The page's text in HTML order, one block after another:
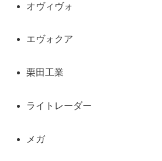
オヴィヴォ
エヴォクア
栗田工業
ライトレーダー
メガ